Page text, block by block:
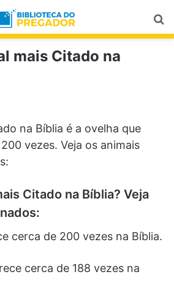
mais Citado na
na Bíblia é a ovelha que
vezes. Veja os animais
Citado na Bíblia? Veja
cerca de 200 vezes na Bíblia.
cerca de 188 vezes na